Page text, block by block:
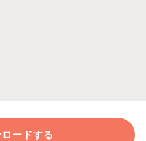
ードする